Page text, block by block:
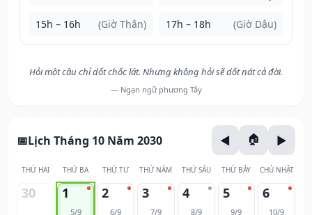
15h – 16h (Giờ Thân) 17h – 18h (Giờ Dậu)
Hỏi một câu chỉ dốt chốc lát. Nhưng không hỏi sẽ dốt nát cả đời.
— Ngạn ngữ phương Tây
Lịch Tháng 10 Năm 2030
THỨ HAI THỨ BA THỨ TƯ THỨ NĂM THỨ SÁU THỨ BẢY CHỦ NHẬT
30 1
5/9
2
6/9
3
7/9
4
8/9
5
9/9
6
10/9